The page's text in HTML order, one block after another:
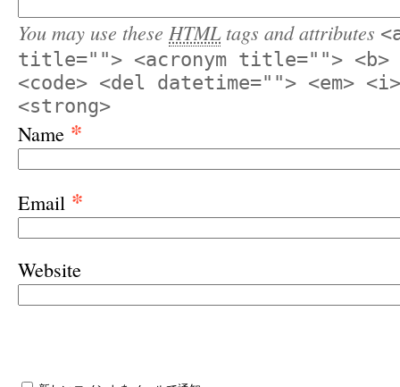
You may use these HTMLtags and attributes
title=""> <acronym title=""> <b>
<code> <del datetime=""> <em>
<strong>
Name *
Email *
Website